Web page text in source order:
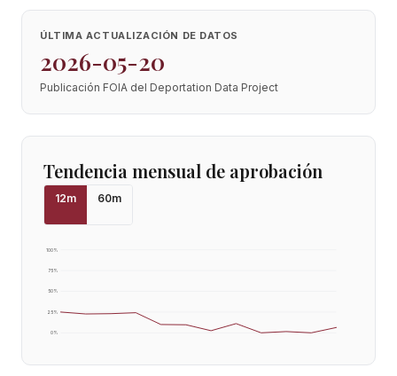
ÚLTIMA ACTUALIZACIÓN DE DATOS
2026-05-20
Publicación FOIA del Deportation Data Project
Tendencia mensual de aprobación
12m 60m
0%
25%
50%
75%
100%